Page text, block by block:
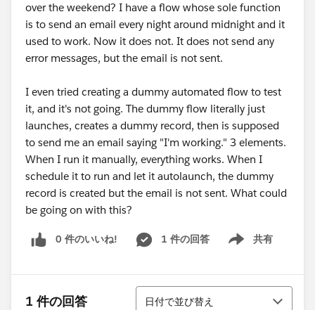
over the weekend? I have a flow whose sole function
is to send an email every night around midnight and it
used to work. Now it does not. It does not send any
error messages, but the email is not sent.
I even tried creating a dummy automated flow to test
it, and it's not going. The dummy flow literally just
launches, creates a dummy record, then is supposed
to send me an email saying "I'm working." 3 elements.
When I run it manually, everything works. When I
schedule it to run and let it autolaunch, the dummy
record is created but the email is not sent. What could
be going on with this?
0 件のいいね! 1 件の回答 共有
Show menu
1 件の回答
並び替え
日付で並び替え